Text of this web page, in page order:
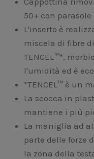
50+ con
L'inserto è
miscela di fibre
TENCEL™*,
l'umidità ed è
*TENCEL™ è un
La scocca in
mantiene i più
La maniglia ad
parte delle forze
la zona della